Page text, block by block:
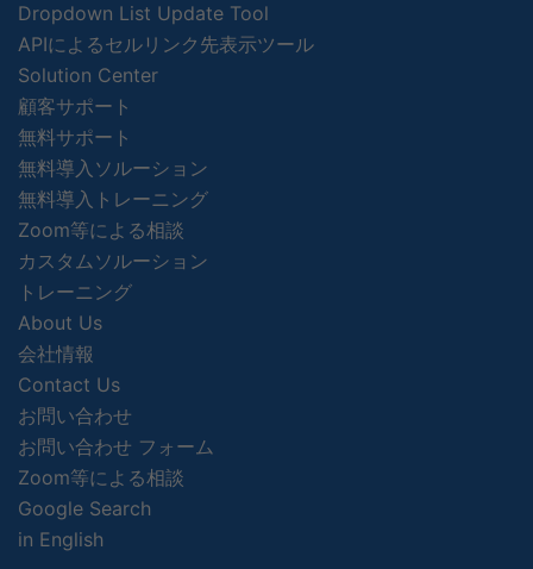
Dropdown List Update Tool
APIによるセルリンク先表示ツール
Solution Center
顧客サポート
無料サポート
無料導入ソルーション
無料導入トレーニング
Zoom等による相談
カスタムソルーション
トレーニング
About Us
会社情報
Contact Us
お問い合わせ
お問い合わせ フォーム
Zoom等による相談
Google Search
in English